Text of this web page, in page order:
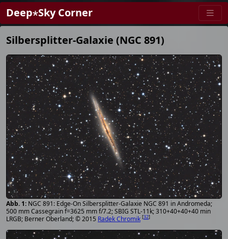
Deep⋆Sky Corner
Silbersplitter-Galaxie (NGC 891)
NGC 891: Edge-On Silbersplitter-Galaxie NGC 891 in Andromeda;
500 mm Cassegrain f=3625 mm f/7.2; SBIG STL-11k; 310+40+40+40 min
LRGB; Berner Oberland; © 2015 Radek Chromik [32]